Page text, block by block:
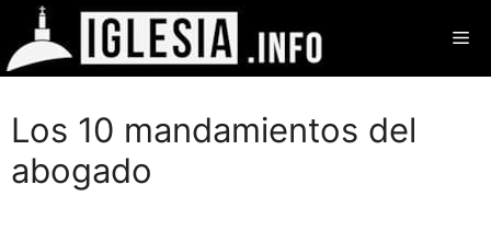
Saltar
contenido
Los 10 mandamientos del
abogado